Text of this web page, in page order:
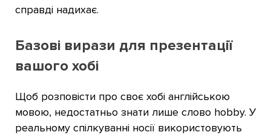
справді надихає.
Базові вирази для презентації
вашого хобі
Щоб розповісти про своє хобі англійською
мовою, недостатньо знати лише слово hobby. У
реальному спілкуванні носії використовують